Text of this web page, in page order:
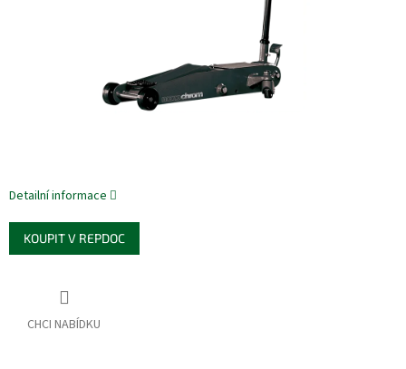
Detailní informace
KOUPIT V REPDOC